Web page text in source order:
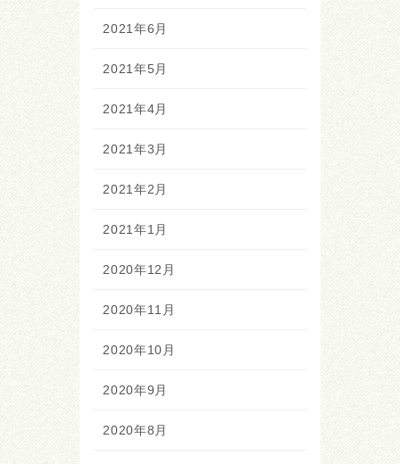
2021年6月
2021年5月
2021年4月
2021年3月
2021年2月
2021年1月
2020年12月
2020年11月
2020年10月
2020年9月
2020年8月